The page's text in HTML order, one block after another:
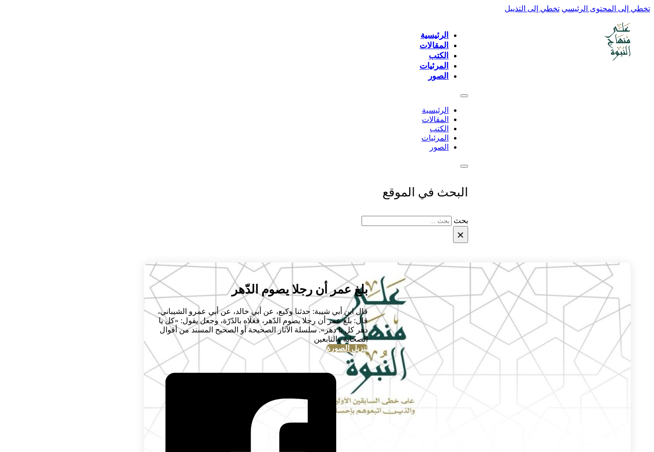
تخطي إلى المحتوى الرئيسي تخطي إلى التذييل
الرئيسية
المقالات
الكتب
المرئيات
الصور
الرئيسية
المقالات
الكتب
المرئيات
الصور
البحث في الموقع
بحث
×
بلغ عمر أن رجلا يصوم الدّهر
قال ابن أبي شيبة: حدثنا وكيع، عن أبي خالد، عن أبي عمرو الشيباني،
قال: بلغ عمر أن رجلا يصوم الدّهر، فعَلَاه بالدّرّة، وجعل يقول: «كل يا
دهر كل يا دهر». سلسلة الآثار الصحيحة أو الصحيح المسند من أقوال
الصحابة والتابعين
تنزيل الصورة